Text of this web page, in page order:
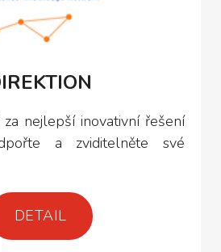
za nejlepší inovativní řešení
a zviditelněte své
DETAIL